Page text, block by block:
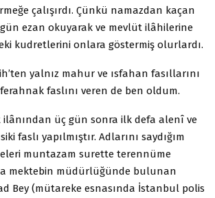
çalışırdı. Çünkü namazdan kaçan
gün ezan okuyarak ve mevlüt ilâhilerine
kudretlerini onlara göstermiş olurlardı.
yalnız mahur ve ısfahan fasıllarını
faslını veren de ben oldum.
ilânından üç gün sonra ilk defa alenî ve
faslı yapılmıştır. Adlarını saydığım
muntazam surette terennüme
mektebin müdürlüğünde bulunan
Bey (mütareke esnasında İstanbul polis